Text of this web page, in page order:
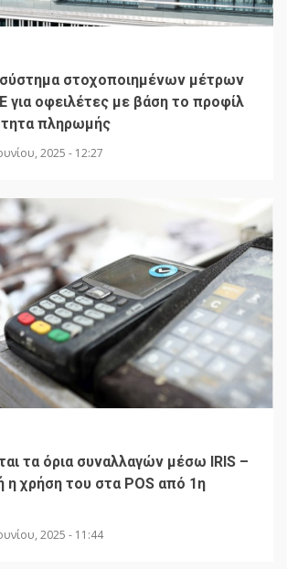
σύστημα στοχοποιημένων μέτρων
για οφειλέτες με βάση το προφίλ
πληρωμής
2025 - 12:27
τα όρια συναλλαγών μέσω IRIS –
η χρήση του στα POS από 1η
2025 - 11:44